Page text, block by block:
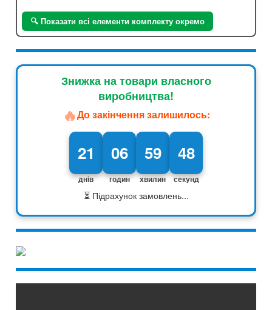
🔍 Показати всі елементи комплекту окремо
Знижка на товари власного
виробництва!
🔥До закінчення залишилось:
21
днів
06
годин
59
хвилин
47
секунд
⏳ Підрахунок замовлень...